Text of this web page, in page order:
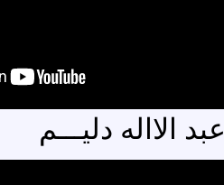
عبد الااله دليـــم